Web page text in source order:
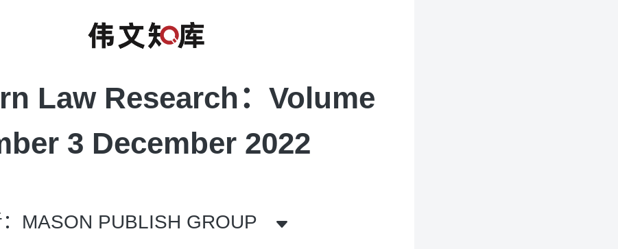
Law Research：Volume
3 December 2022
MASON PUBLISH GROUP